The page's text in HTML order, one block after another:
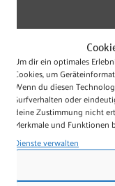
Um dir ein optimales
Cookies, um
Wenn du diesen
Surfverhalten oder
deine Zustimmung nicht
Merkmale und
Dienste verwalten